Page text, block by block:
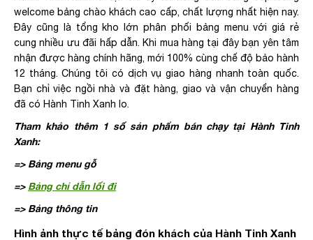
welcome bảng chào khách cao cấp, chất lượng nhất hiện nay.
Đây cũng là tổng kho lớn phân phối bảng menu với giá rẻ
cung nhiều ưu đãi hấp dẫn. Khi mua hàng tại đây bạn yên tâm
nhận được hàng chính hãng, mới 100% cùng chế độ bảo hành
12 tháng. Chúng tôi có dịch vụ giao hàng nhanh toàn quốc.
Bạn chỉ việc ngồi nhà và đặt hàng, giao và vận chuyển hàng
đã có Hành Tinh Xanh lo.
Tham khảo thêm 1 số sản phẩm bán chạy tại Hành Tinh
Xanh:
=> Bảng menu gỗ
=> Bảng chỉ dẫn lối đi
=> Bảng thông tin
Hình ảnh thực tế bảng đón khách của Hành Tinh Xanh